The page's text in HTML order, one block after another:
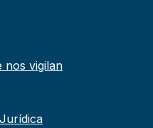
nos vigilan